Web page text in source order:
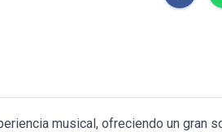
musical, ofreciendo un gran